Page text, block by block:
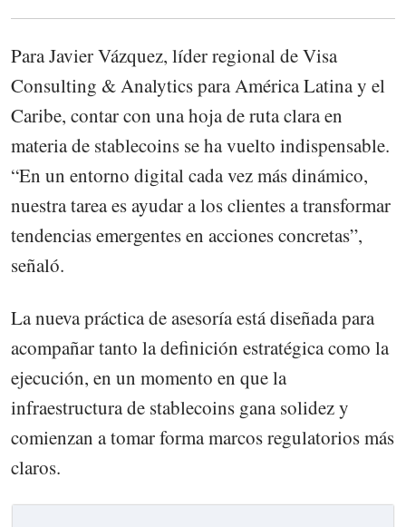
Para Javier Vázquez, líder regional de Visa
Consulting & Analytics para América Latina y el
Caribe, contar con una hoja de ruta clara en
materia de stablecoins se ha vuelto indispensable.
“En un entorno digital cada vez más dinámico,
nuestra tarea es ayudar a los clientes a transformar
tendencias emergentes en acciones concretas”,
señaló.
La nueva práctica de asesoría está diseñada para
acompañar tanto la definición estratégica como la
ejecución, en un momento en que la
infraestructura de stablecoins gana solidez y
comienzan a tomar forma marcos regulatorios más
claros.